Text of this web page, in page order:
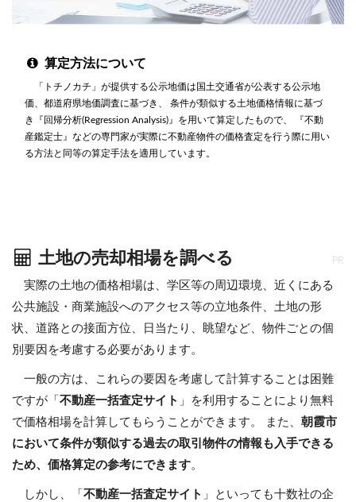
算定方法について
「トチノカチ」が提供する公示地価は国土交通省が公表する公示地
価、都道府県地価調査に基づき、 条件が類似する土地価格情報に基づ
き『回帰分析(Regression Analysis)』を用いて算定したもので、 『不動
産鑑定士』などの専門家が実際に不動産物件の価格査定を行う際に用い
る方法と同等の算定手法を適用しています。
土地の売却相場を調べる PR
実際の土地の価格相場は、学区等の周辺環境、近くにある
公共施設・商業施設へのアクセス等の立地条件、土地の形
状、道路との接面方位、日当たり、眺望など、物件ごとの個
別要因を考慮する必要があります。
一般の方は、これらの要因を考慮して計算することは困難
ですが「 不動産一括査定サイト 」を利用することにより無料
で価格相場を計算してもらうことができます。 また、 朝霞市
において条件が類似する過去の取引物件の情報も入手できる
ため、価格算定の参考にできます。
しかし、「 不動産一括査定サイト 」といっても十数社の企